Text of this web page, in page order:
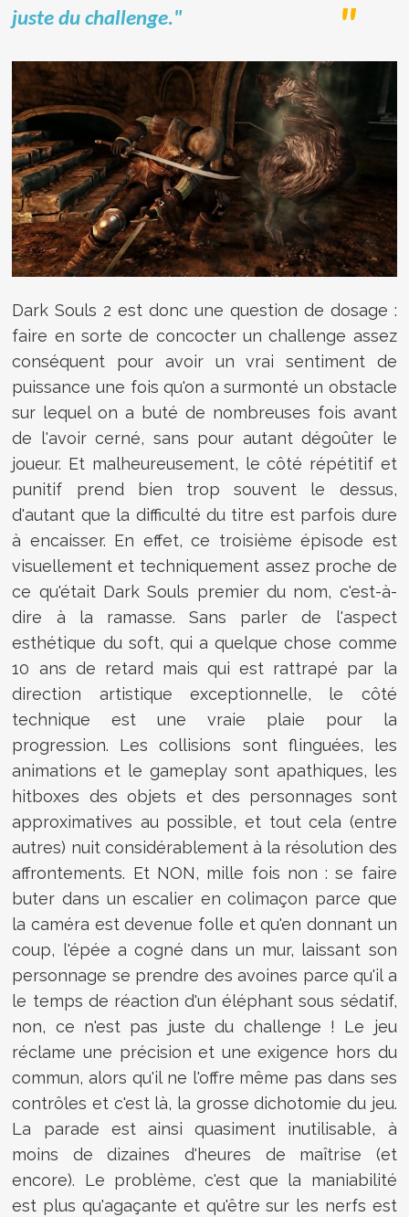
juste du challenge."
Dark Souls 2 est donc une question de dosage :
faire en sorte de concocter un challenge assez
conséquent pour avoir un vrai sentiment de
puissance une fois qu'on a surmonté un obstacle
sur lequel on a buté de nombreuses fois avant
de l'avoir cerné, sans pour autant dégoûter le
joueur. Et malheureusement, le côté répétitif et
punitif prend bien trop souvent le dessus,
d'autant que la difficulté du titre est parfois dure
à encaisser. En effet, ce troisième épisode est
visuellement et techniquement assez proche de
ce qu'était Dark Souls premier du nom, c'est-à-
dire à la ramasse. Sans parler de l'aspect
esthétique du soft, qui a quelque chose comme
10 ans de retard mais qui est rattrapé par la
direction artistique exceptionnelle, le côté
technique est une vraie plaie pour la
progression. Les collisions sont flinguées, les
animations et le gameplay sont apathiques, les
hitboxes des objets et des personnages sont
approximatives au possible, et tout cela (entre
autres) nuit considérablement à la résolution des
affrontements. Et NON, mille fois non : se faire
buter dans un escalier en colimaçon parce que
la caméra est devenue folle et qu'en donnant un
coup, l'épée a cogné dans un mur, laissant son
personnage se prendre des avoines parce qu'il a
le temps de réaction d'un éléphant sous sédatif,
non, ce n'est pas juste du challenge ! Le jeu
réclame une précision et une exigence hors du
commun, alors qu'il ne l'offre même pas dans ses
contrôles et c'est là, la grosse dichotomie du jeu.
La parade est ainsi quasiment inutilisable, à
moins de dizaines d'heures de maîtrise (et
encore). Le problème, c'est que la maniabilité
est plus qu'agaçante et qu'être sur les nerfs est